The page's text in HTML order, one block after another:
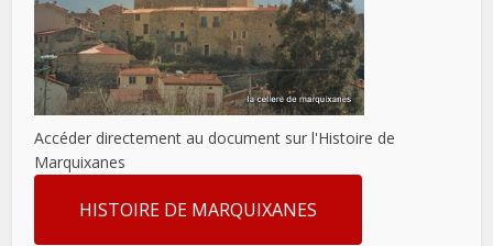
Accéder directement au document sur l'Histoire de
Marquixanes
HISTOIRE DE MARQUIXANES